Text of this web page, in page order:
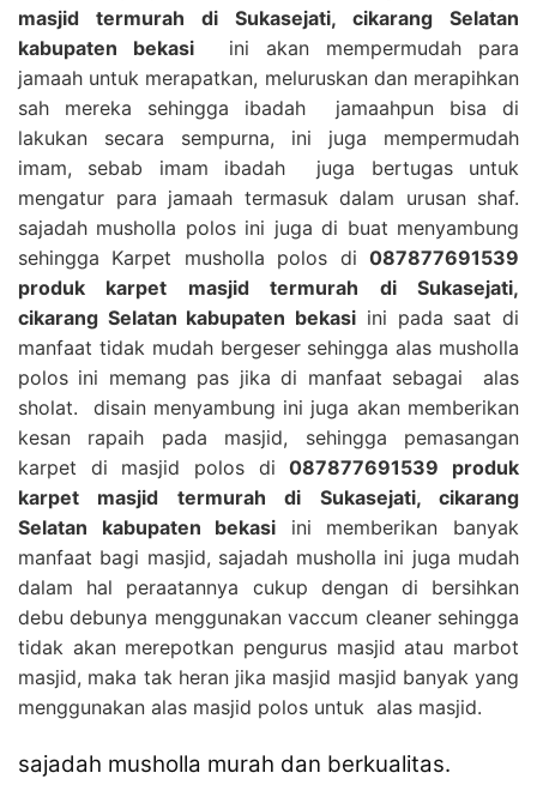
masjid termurah di Sukasejati, cikarang Selatan
kabupaten bekasi ini akan mempermudah para
jamaah untuk merapatkan, meluruskan dan merapihkan
sah mereka sehingga ibadah jamaahpun bisa di
lakukan secara sempurna, ini juga mempermudah
imam, sebab imam ibadah juga bertugas untuk
mengatur para jamaah termasuk dalam urusan shaf.
sajadah musholla polos ini juga di buat menyambung
sehingga Karpet musholla polos di 087877691539
produk karpet masjid termurah di Sukasejati,
cikarang Selatan kabupaten bekasi ini pada saat di
manfaat tidak mudah bergeser sehingga alas musholla
polos ini memang pas jika di manfaat sebagai alas
sholat. disain menyambung ini juga akan memberikan
kesan rapaih pada masjid, sehingga pemasangan
karpet di masjid polos di087877691539 produk
karpet masjid termurah di Sukasejati, cikarang
Selatan kabupaten bekasi ini memberikan banyak
manfaat bagi masjid, sajadah musholla ini juga mudah
dalam hal peraatannya cukup dengan di bersihkan
debu debunya menggunakan vaccum cleaner sehingga
tidak akan merepotkan pengurus masjid atau marbot
masjid, maka tak heran jika masjid masjid banyak yang
menggunakan alas masjid polos untuk alas masjid.
sajadah musholla murah dan berkualitas.